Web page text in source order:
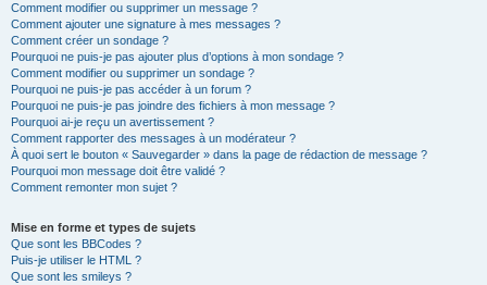
Comment modifier ou supprimer un message ?
Comment ajouter une signature à mes messages ?
Comment créer un sondage ?
Pourquoi ne puis-je pas ajouter plus d’options à mon sondage ?
Comment modifier ou supprimer un sondage ?
Pourquoi ne puis-je pas accéder à un forum ?
Pourquoi ne puis-je pas joindre des fichiers à mon message ?
Pourquoi ai-je reçu un avertissement ?
Comment rapporter des messages à un modérateur ?
À quoi sert le bouton « Sauvegarder » dans la page de rédaction de message ?
Pourquoi mon message doit être validé ?
Comment remonter mon sujet ?
Mise en forme et types de sujets
Que sont les BBCodes ?
Puis-je utiliser le HTML ?
Que sont les smileys ?